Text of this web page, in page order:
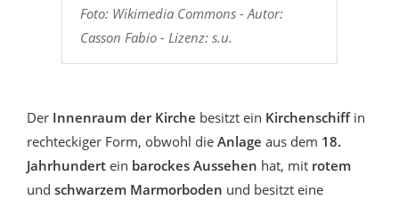
Foto: Wikimedia Commons - Autor:
Casson Fabio - Lizenz: s.u.
Der Innenraum der Kirche besitzt ein Kirchenschiffin
rechteckiger Form, obwohl die Anlage aus dem 18.
Jahrhundert ein barockes Aussehen hat, mit rotem
und schwarzem Marmorboden und besitzt eine